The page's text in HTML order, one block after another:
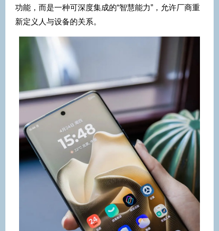
功能，而是一种可深度集成的“智慧能力”，允许厂商重
新定义人与设备的关系。